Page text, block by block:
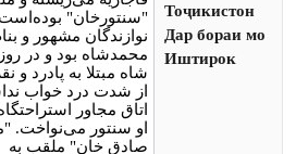
Тоҷикистон
Дар бораи мо
Иштирок
"سنتورخان" بوده‌است.
نوازندگان مشهور و
محمدشاه بود و در
شاه مبتلا به پادرد و
از شدت درد خواب
اتاق مجاور
او سنتور می‌نواخت.
صادق خان" ملقب به